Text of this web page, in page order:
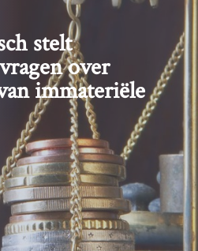
stelt
over
immateriële